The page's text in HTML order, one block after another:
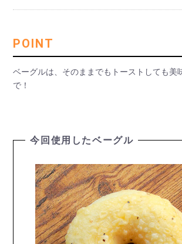
POINT
ベーグルは、そのままでもトーストしても美
で！
今回使用したベーグル